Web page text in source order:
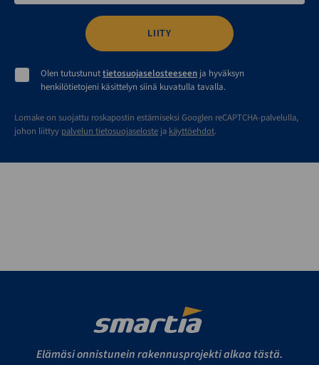
Olen tutustunuttietosuojaselosteeseen ja hyväksyn
henkilötietojeni käsittelyn siinä kuvatulla tavalla.
Lomake on suojattu roskapostin estämiseksi Googlen reCAPTCHA-palvelulla,
johon liittyy palvelun tietosuojaseloste ja käyttöehdot.
Elämäsi onnistunein rakennusprojekti alkaa tästä.